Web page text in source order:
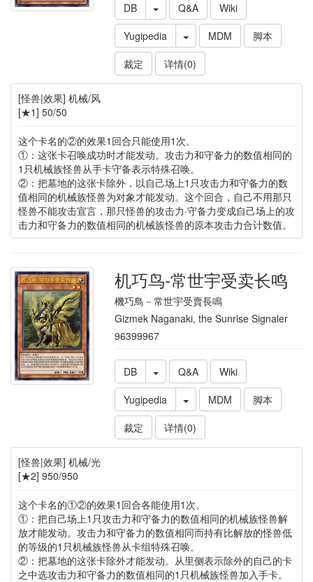
DB Q&A
Wiki
Yugipedia
MDM
脚本
裁定
详情(0)
[怪兽|效果] 机械/风
[★1] 50/50
这个卡名的②的效果1回合只能使用1次。
①：这张卡召唤成功时才能发动。攻击力和守备力的数值相同的
1只机械族怪兽从手卡守备表示特殊召唤。
②：把墓地的这张卡除外，以自己场上1只攻击力和守备力的数
值相同的机械族怪兽为对象才能发动。这个回合，自己不用那只
怪兽不能攻击宣言，那只怪兽的攻击力·守备力变成自己场上的攻
击力和守备力的数值相同的机械族怪兽的原本攻击力合计数值。
机巧鸟-常世宇受卖长鸣
機巧鳥－常世宇受賣長鳴
Gizmek Naganaki, the Sunrise Signaler
96399967
DB Q&A
Wiki
Yugipedia
MDM
脚本
裁定
详情(0)
[怪兽|效果] 机械/光
[★2] 950/950
这个卡名的①②的效果1回合各能使用1次。
①：把自己场上1只攻击力和守备力的数值相同的机械族怪兽解
放才能发动。攻击力和守备力的数值相同而持有比解放的怪兽低
的等级的1只机械族怪兽从卡组特殊召唤。
②：把墓地的这张卡除外才能发动。从里侧表示除外的自己的卡
之中选攻击力和守备力的数值相同的1只机械族怪兽加入手卡。